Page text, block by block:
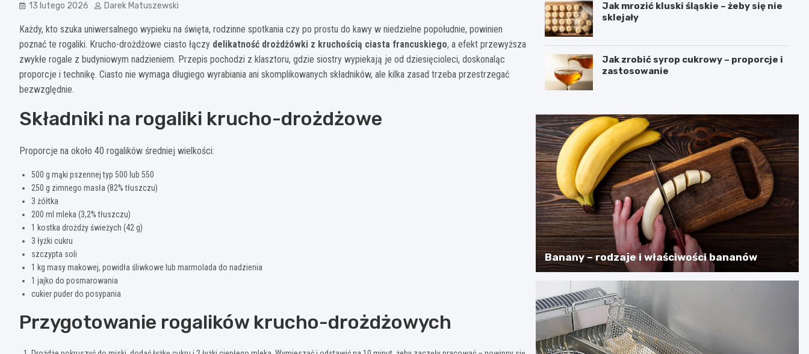
13 lutego 2026 Darek Matuszewski
Każdy, kto szuka uniwersalnego wypieku na święta, rodzinne spotkania czy po prostu do kawy w niedzielne popołudnie, powinien
poznać te rogaliki. Krucho-drożdżowe ciasto łączy delikatność drożdżówki z kruchością ciasta francuskiego, a efekt przewyższa
zwykłe rogale z budyniowym nadzieniem. Przepis pochodzi z klasztoru, gdzie siostry wypiekają je od dziesięcioleci, doskonaląc
proporcje i technikę. Ciasto nie wymaga długiego wyrabiania ani skomplikowanych składników, ale kilka zasad trzeba przestrzegać
bezwzględnie.
Składniki na rogaliki krucho-drożdżowe
Proporcje na około 40 rogalików średniej wielkości:
500 g mąki pszennej typ 500 lub 550
250 g zimnego masła (82% tłuszczu)
3 żółtka
200 ml mleka (3,2% tłuszczu)
1 kostka drożdży świeżych (42 g)
3 łyżki cukru
szczypta soli
1 kg masy makowej, powidła śliwkowe lub marmolada do nadzienia
1 jajko do posmarowania
cukier puder do posypania
Przygotowanie rogalików krucho-drożdżowych
Jak mrozić kluski śląskie – żeby się nie
sklejały
Jak zrobić syrop cukrowy – proporcje i
zastosowanie
Banany – rodzaje i właściwości bananów